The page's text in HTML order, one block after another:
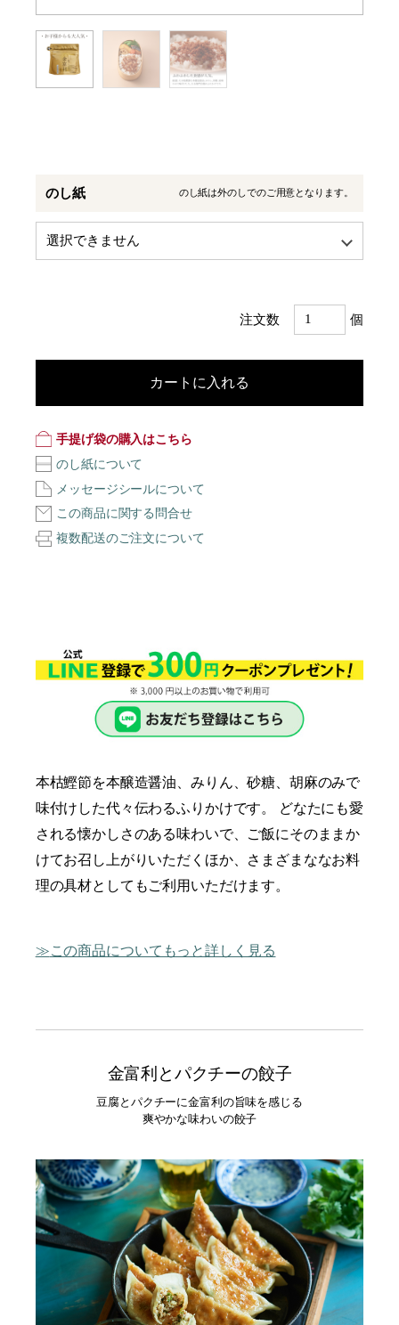
のし紙 のし紙は外のしでのご用意となります。
注文数 個
カートに入れる
手提げ袋の購入はこちら
のし紙について
メッセージシールについて
この商品に関する問合せ
複数配送のご注文について
本枯鰹節を本醸造醤油、みりん、砂糖、胡麻のみで
味付けした代々伝わるふりかけです。 どなたにも愛
される懐かしさのある味わいで、ご飯にそのままか
けてお召し上がりいただくほか、さまざまななお料
理の具材としてもご利用いただけます。
この商品についてもっと詳しく見る
金富利とパクチーの餃子
豆腐とパクチーに金富利の旨味を感じる
爽やかな味わいの餃子